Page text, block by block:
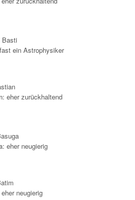
Basti
ein Astrophysiker
eher zurückhaltend
eher neugierig
neugierig